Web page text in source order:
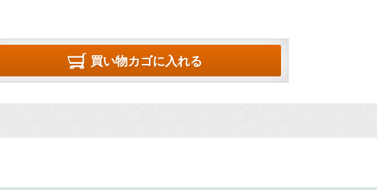
買い物カゴに入れる